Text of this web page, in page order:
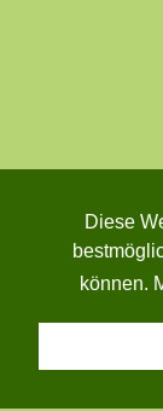
Diese
können.